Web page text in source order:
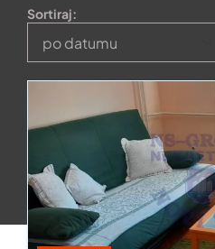
Sortiraj:
po datumu